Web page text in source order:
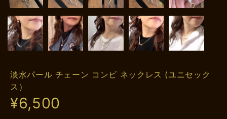
淡水パール チェーン コンビ ネックレス (ユニセック
ス）
¥6,500